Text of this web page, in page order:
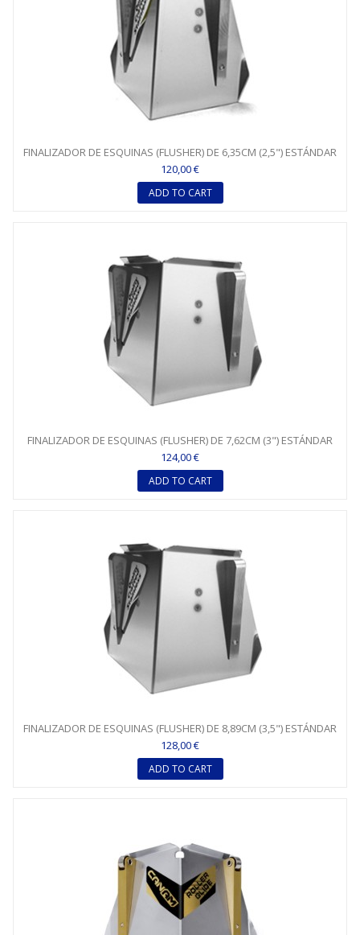
FINALIZADOR DE ESQUINAS (FLUSHER) DE 6,35CM (2,5") ESTÁNDAR
120,00 €
ADD TO CART
FINALIZADOR DE ESQUINAS (FLUSHER) DE 7,62CM (3") ESTÁNDAR
124,00 €
ADD TO CART
FINALIZADOR DE ESQUINAS (FLUSHER) DE 8,89CM (3,5") ESTÁNDAR
128,00 €
ADD TO CART